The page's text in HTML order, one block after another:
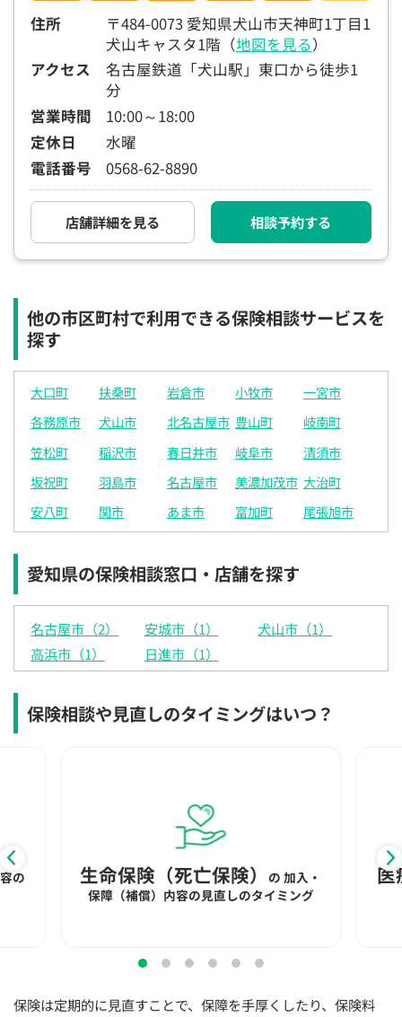
住所
〒484-0073 愛知県犬山市天神町1丁目1
犬山キャスタ1階（地図を見る）
アクセス
名古屋鉄道「犬山駅」東口から徒歩1
分
営業時間
10:00～18:00
定休日
水曜
電話番号
0568-62-8890
店舗詳細を見る 相談予約する
他の市区町村で利用できる保険相談サービスを
探す
大口町 扶桑町 岩倉市 小牧市
一宮市
各務原市
犬山市 北名古屋市 豊山町
岐南町
笠松町
稲沢市 春日井市 岐阜市
清須市
坂祝町
羽島市 名古屋市 美濃加茂市 大治町
安八町
関市 あま市 富加町 尾張旭市
愛知県の保険相談窓口・店舗を探す
名古屋市（2） 安城市（1）
犬山市（1）
高浜市（1）
日進市（1）
保険相談や見直しのタイミングはいつ？
生命保険（死亡保険） の 加入・
保障（補償）内容の見直しのタイミング
医
の
保険は定期的に見直すことで、保障を手厚くしたり、保険料